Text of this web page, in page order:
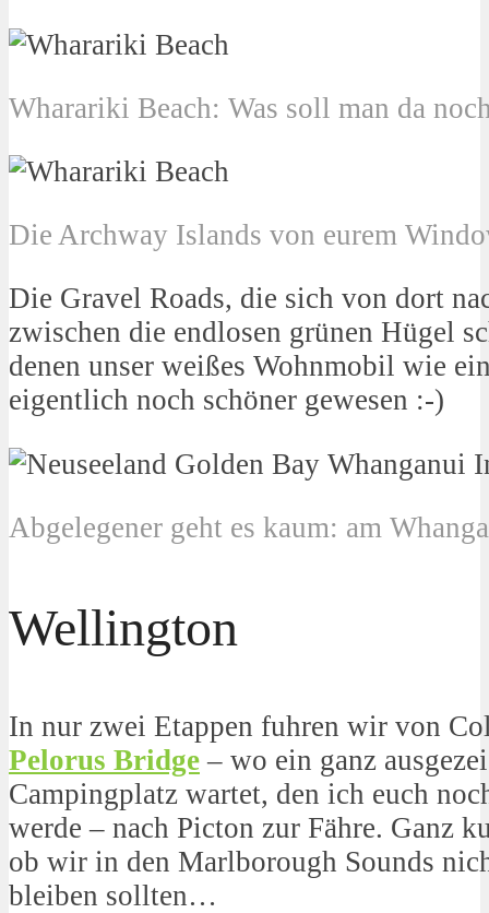
Wharariki Beach: Was soll man da
Die Archway Islands von eurem
Die Gravel Roads, die sich von dort
zwischen die endlosen grünen Hügel
denen unser weißes Wohnmobil wie
eigentlich noch schöner gewesen :-)
Abgelegener geht es kaum: am
Wellington
In nur zwei Etappen fuhren wir von
Pelorus Bridge – wo ein ganz
Campingplatz wartet, den ich euch
werde – nach Picton zur Fähre. Ganz
ob wir in den Marlborough Sounds
bleiben sollten…